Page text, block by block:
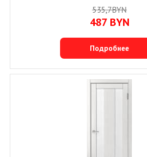
535,7BYN
487 BYN
Подробнее